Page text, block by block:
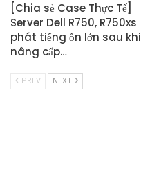
[Chia sẻ Case Thực Tế]
Server Dell R750, R750xs
phát tiếng ồn lớn sau khi
nâng cấp…
PREV NEXT